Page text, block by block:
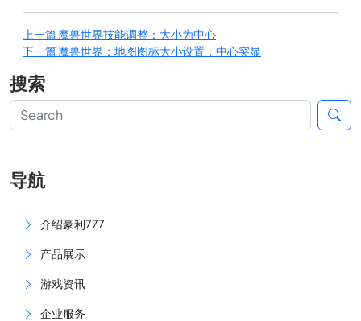
上一篇魔兽世界技能调整：大小为中心
下一篇魔兽世界：地图图标大小设置，中心突显
搜索
导航
介绍豪利777
产品展示
游戏资讯
企业服务